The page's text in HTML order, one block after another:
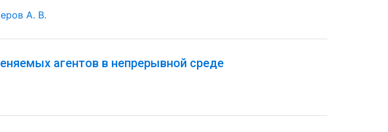
А. В.
агентов в непрерывной среде